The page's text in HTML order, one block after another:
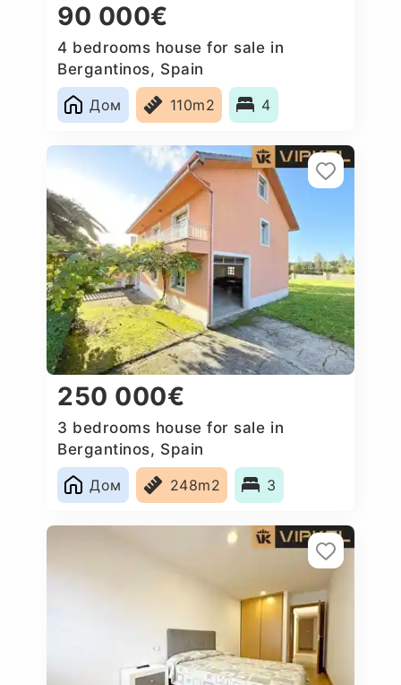
90 000€
4 bedrooms house for sale in
Bergantinos, Spain
Дом
110m2 4
250 000€
3 bedrooms house for sale in
Bergantinos, Spain
Дом
248m2 3